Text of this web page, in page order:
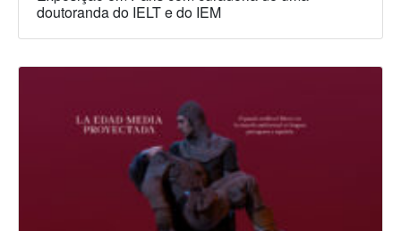
doutoranda do IELT e do IEM